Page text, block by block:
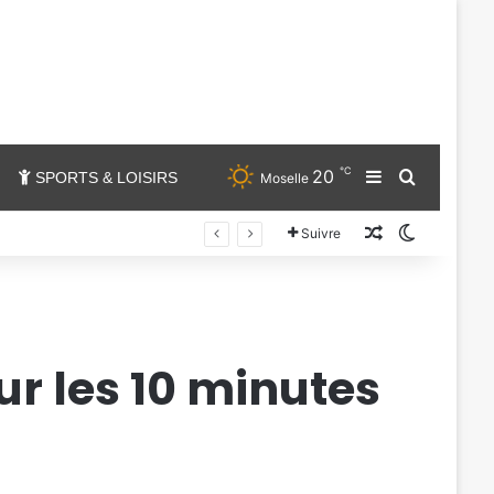
SPORTS & LOISIRS Moselle 20℃ SidebarChercher
Suivre Un article au
les 10 minutes